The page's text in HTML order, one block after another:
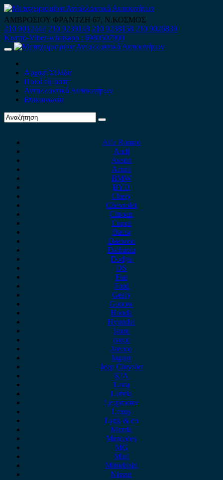
Skip
to
content
ΑΜΒΡΟΣΙΟΥ ΦΡΑΝΤΖΗ 67, Ν.ΚΟΣΜΟΣ
210 9012444 210 9239148 210 9238158 210 9026839
Κινητό-Viber-whatsapp : 6980507900
Primary
Αρχική Σελίδα
Ποιοί είμαστε
Ανταλλακτικά Αυτοκινήτων
Επικοινωνία
Alfa Romeo
Audi
Austin
Acura
BMW
BYD
Chery
Chevrolet
Citroen
Cupra
Dacia
Daewoo
Daihatsu
Dodge
DS
Fiat
Ford
Geely
Gonow
Honda
Hyundai
Isuzu
iveco
Jaecoo
Jaguar
Jeep Chrysler
KIA
Lada
Lancia
Leapmotor
Lexus
Lynk & co
Mazda
Mercedes
MG
Mini
Mitsubishi
Nissan